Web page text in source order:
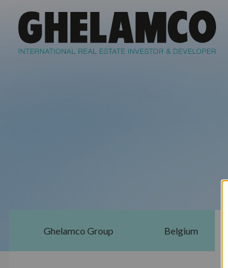
Ghelamco Group Belgium